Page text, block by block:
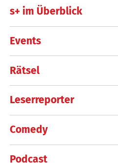
s+ im Überblick
Events
Rätsel
Leserreporter
Comedy
Podcast